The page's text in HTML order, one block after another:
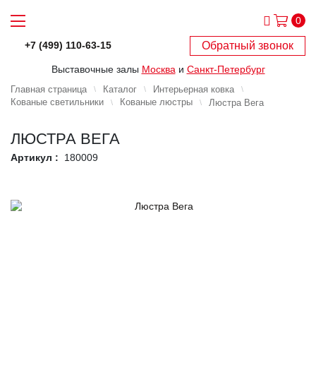
0
+7 (499) 110-63-15 Обратный звонок
Выставочные залы Москва и Санкт-Петербург
Главная страница Каталог
Интерьерная ковка
Кованые светильники
Кованые люстры Люстра Вега
ЛЮСТРА ВЕГА
Артикул : 180009